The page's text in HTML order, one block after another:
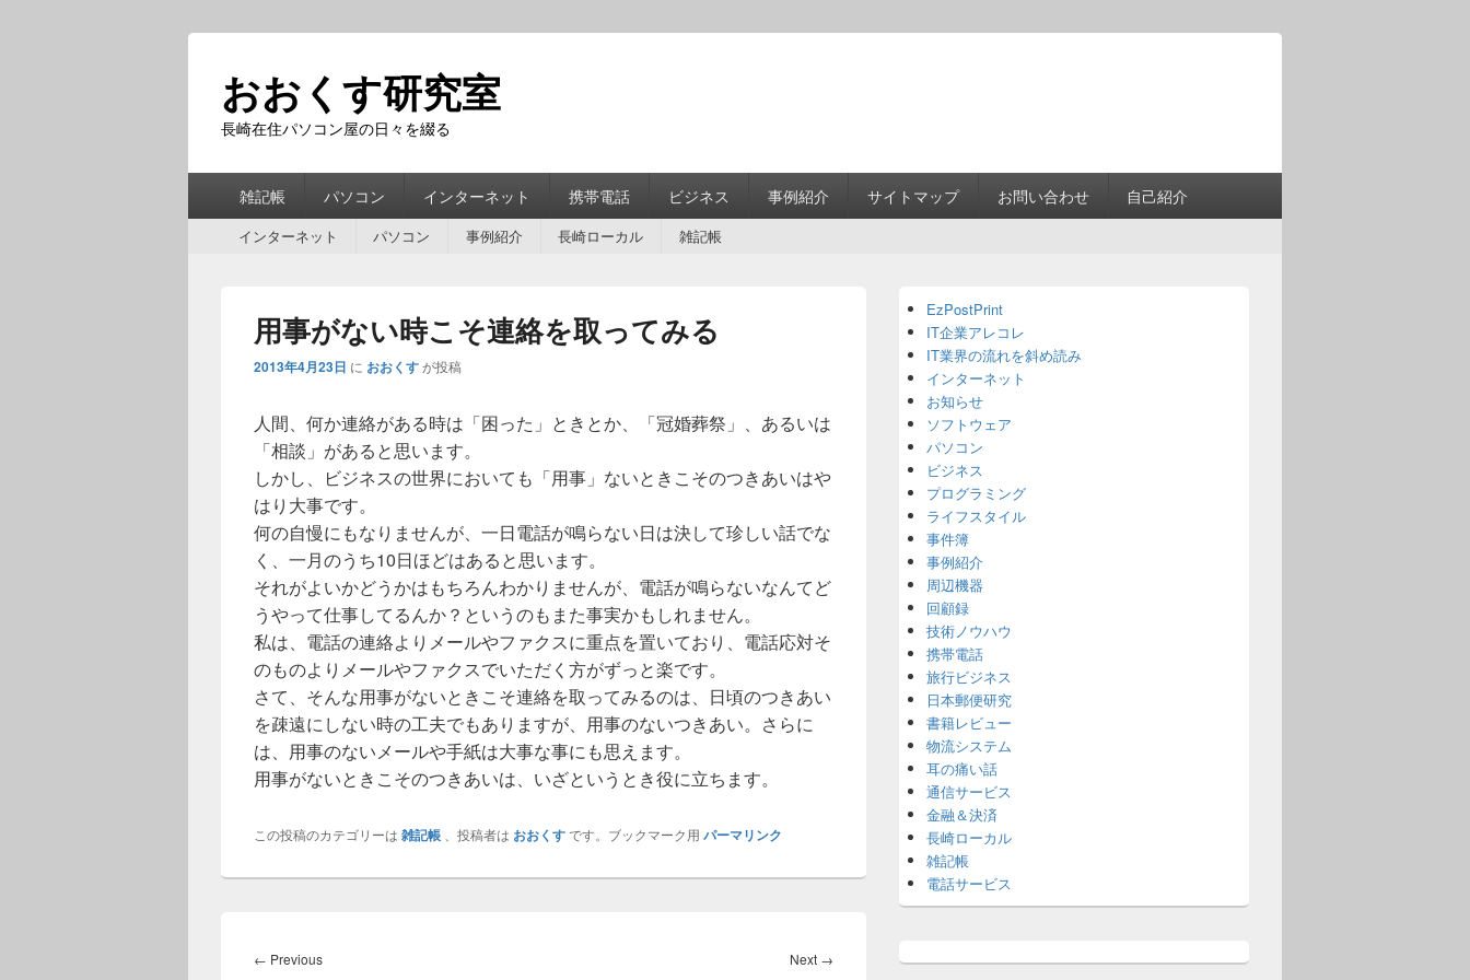
おおくす研究室
長崎在住パソコン屋の日々を綴る
雑記帳 パソコン インターネット 携帯電話 ビジネス 事例紹介 サイトマップ お問い合わせ 自己紹介
インターネット パソコン 事例紹介 長崎ローカル 雑記帳
用事がない時こそ連絡を取ってみる
2013年4月23日 に おおくすが投稿
人間、何か連絡がある時は「困った」ときとか、「冠婚葬祭」、あるいは
「相談」があると思います。
しかし、ビジネスの世界においても「用事」ないときこそのつきあいはや
はり大事です。
何の自慢にもなりませんが、一日電話が鳴らない日は決して珍しい話でな
く、一月のうち10日ほどはあると思います。
それがよいかどうかはもちろんわかりませんが、電話が鳴らないなんてど
うやって仕事してるんか？というのもまた事実かもしれません。
私は、電話の連絡よりメールやファクスに重点を置いており、電話応対そ
のものよりメールやファクスでいただく方がずっと楽です。
さて、そんな用事がないときこそ連絡を取ってみるのは、日頃のつきあい
を疎遠にしない時の工夫でもありますが、用事のないつきあい。さらに
は、用事のないメールや手紙は大事な事にも思えます。
用事がないときこそのつきあいは、いざというとき役に立ちます。
この投稿のカテゴリーは 雑記帳 、投稿者は おおくすです。ブックマーク用 パーマリンク
稿
← PreviousPrevious
Next →
Sidebar
Widget
Area
EzPostPrint
IT企業アレコレ
IT業界の流れを斜め読み
インターネット
お知らせ
ソフトウェア
パソコン
ビジネス
プログラミング
ライフスタイル
事件簿
事例紹介
周辺機器
回顧録
技術ノウハウ
携帯電話
旅行ビジネス
日本郵便研究
書籍レビュー
物流システム
耳の痛い話
通信サービス
金融＆決済
長崎ローカル
雑記帳
電話サービス